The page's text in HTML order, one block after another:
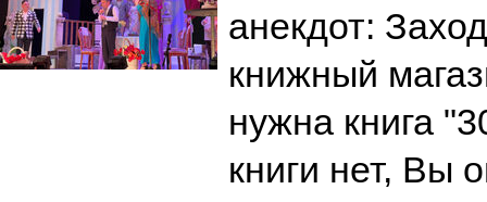
анекдот:
книжный
нужна книга
книги нет, Вы